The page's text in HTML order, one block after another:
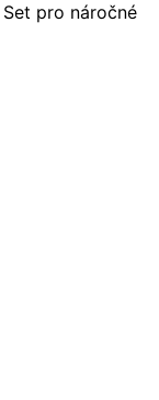
pro náročné